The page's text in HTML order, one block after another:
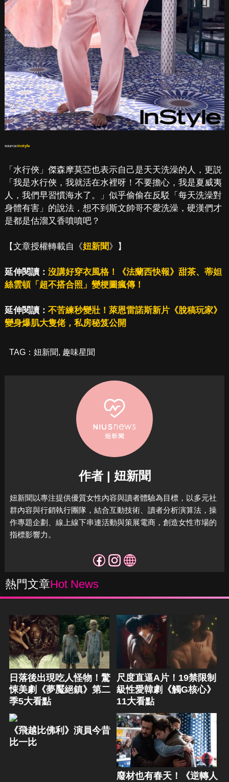
source:instyle
「水行俠」傑森摩莫亞也表示自己是天天洗澡的人，更説
「我是水行俠，我就活在水裡呀！不要擔心，我是夏威夷
人，我們早習慣海水了。」似乎偷偷在反駁「每天洗澡對
身體有害」的說法，想不到斯文帥哥不愛洗澡，硬漢們才
是都是估溜又香噴噴吧？
【文章授權轉載自《妞新聞》】
延伸閱讀： 沒講好穿衣風格！《法蘭西快報》甜茶、蒂妲
絲雲頓「超不搭合照」變梗圖瘋傳！
延伸閱讀： 不苦練秒變壯！萊恩雷諾斯新片《脫稿玩家》
變身爆肌大隻佬，私房秘笈公開
TAG： 妞新聞, 趣味星聞
作者 | 妞新聞
妞新聞以專注提供優質女性內容與讀者體驗為目標， 以多元社
群內容與行銷執行團隊，結合互動技術、讀者分析演算法， 操
作專題企劃、線上線下串連活動與策展電商， 創造女性市場的
指標影響力。
熱門文章Hot News
日落後出現吃人怪物！驚
悚美劇《夢魘絕鎮》第二
季5大看點
尺度直逼A片！19禁限制
級性愛韓劇《觸G核心》
11大看點
《飛越比佛利》演員今昔
比一比
廢材也有春天！《逆轉人